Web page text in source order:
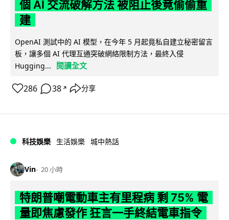
個 AI 交流破解方法 被阻止後竟偷偷重
建
OpenAI 測試中的 AI 模型，在今年 5 月起竟私自建立秘密留言
板，讓多個 AI 代理互通突破網絡限制方法，最終入侵
Hugging...
閱讀全文
286 38 ↗ 分享
科技娛樂 生活娛樂 城中熱話
Vin 20 小時
特朗普嘲電動車主有里程病 剩 75% 電
量即焦慮發作 狂言一手終結電車指令